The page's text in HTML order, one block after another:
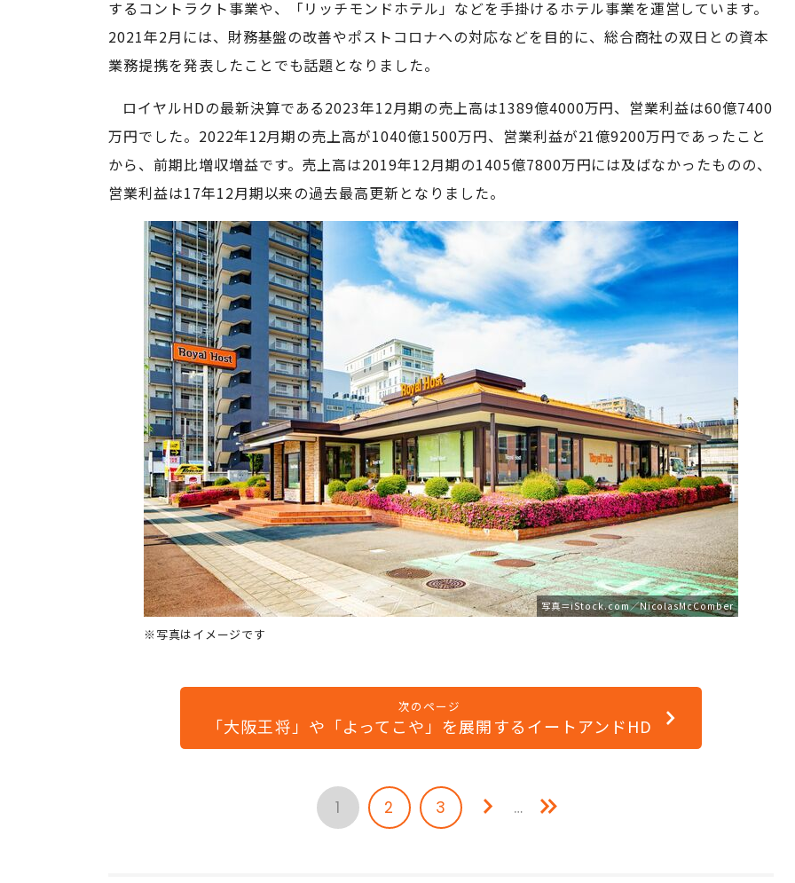
するコントラクト事業や、「リッチモンドホテル」などを手掛けるホテル事業を運営しています。
2021年2月には、財務基盤の改善やポストコロナへの対応などを目的に、総合商社の双日との資本
業務提携を発表したことでも話題となりました。
ロイヤルHDの最新決算である2023年12月期の売上高は1389億4000万円、営業利益は60億7400
万円でした。2022年12月期の売上高が1040億1500万円、営業利益が21億9200万円であったこと
から、前期比増収増益です。売上高は2019年12月期の1405億7800万円には及ばなかったものの、
営業利益は17年12月期以来の過去最高更新となりました。
写真＝iStock.com／NicolasMcComber
※写真はイメージです
次のページ
「大阪王将」や「よってこや」を展開するイートアンドHD
1 2 3 …